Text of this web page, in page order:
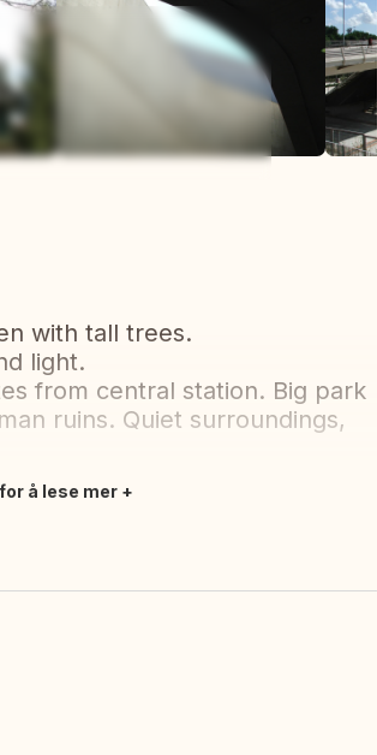
with tall trees.
light.
from central station. Big park
ruins. Quiet surroundings,
å lese mer